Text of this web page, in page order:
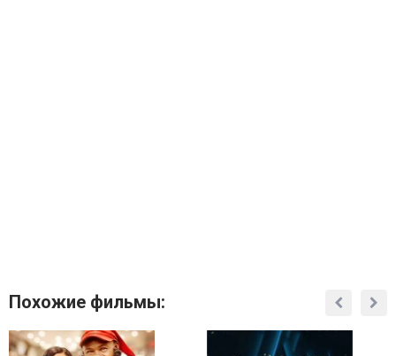
Похожие фильмы: